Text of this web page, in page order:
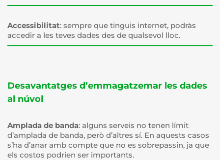
Accessibilitat: sempre que tinguis internet, podràs
accedir a les teves dades des de qualsevol lloc.
Desavantatges d’emmagatzemar les dades
al núvol
Amplada de banda: alguns serveis no tenen límit
d’amplada de banda, però d’altres sí. En aquests casos
s’ha d’anar amb compte que no es sobrepassin, ja que
els costos podrien ser importants.